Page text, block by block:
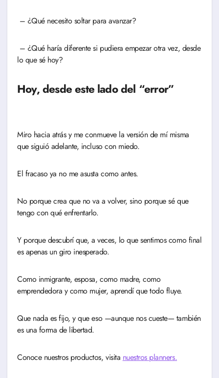
– ¿Qué necesito soltar para avanzar?
– ¿Qué haría diferente si pudiera empezar otra vez, desde
lo que sé hoy?
Hoy, desde este lado del “error”
Miro hacia atrás y me conmueve la versión de mí misma
que siguió adelante, incluso con miedo.
El fracaso ya no me asusta como antes.
No porque crea que no va a volver, sino porque sé que
tengo con qué enfrentarlo.
Y porque descubrí que, a veces, lo que sentimos como final
es apenas un giro inesperado.
Como inmigrante, esposa, como madre, como
emprendedora y como mujer, aprendí que todo fluye.
Que nada es fijo, y que eso —aunque nos cueste— también
es una forma de libertad.
Conoce nuestros productos, visita nuestros planners.